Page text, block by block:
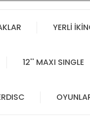
YERLİ
12'' MAXI SINGLE